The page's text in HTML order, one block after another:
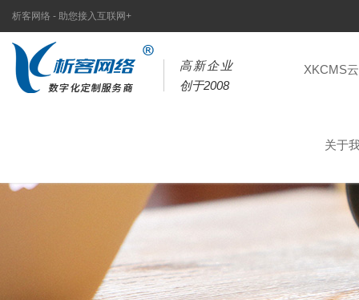
析客网络 - 助您接入互联网+
高新企业
创于2008
XKCMS
关于